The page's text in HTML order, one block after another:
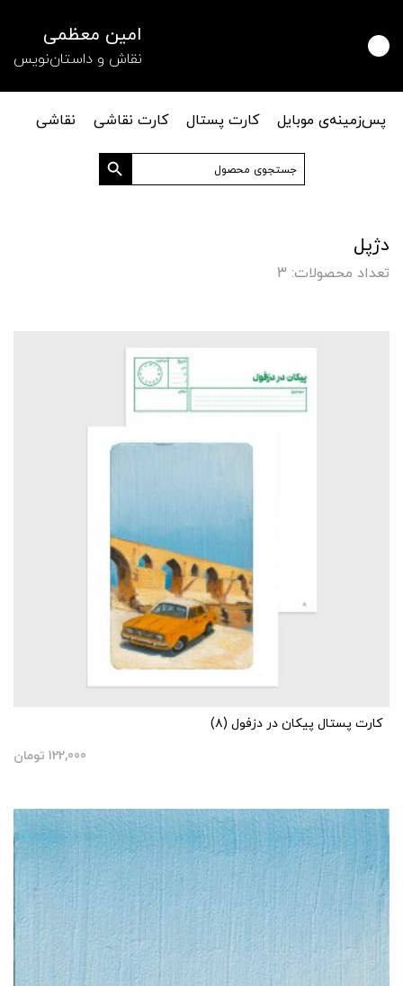
امین معظمی
نقاش و داستان‌نویس
پس‌زمینه‌ی موبایل کارت پستال کارت نقاشی
نقاشی
جستجو
برای:
دکمه جستجو
دژپل
تعداد محصولات: 3
کارت پستال پیکان در دزفول (۸)
122,000 تومان